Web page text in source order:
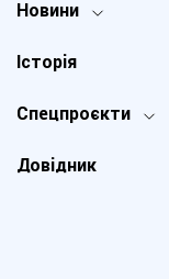
Новини
Спецпроєкти
Історія
Довідник